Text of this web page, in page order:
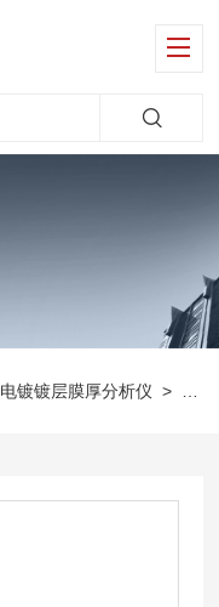
电镀镀层膜厚分析仪 >